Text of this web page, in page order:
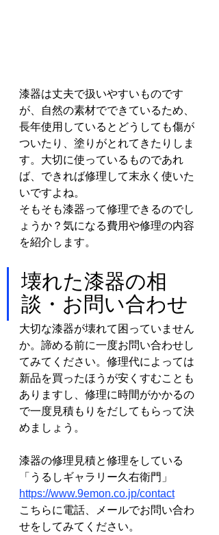
漆器は丈夫で扱いやすいものです
が、自然の素材でできているため、
長年使用しているとどうしても傷が
ついたり、塗りがとれてきたりしま
す。大切に使っているものであれ
ば、できれば修理して末永く使いた
いですよね。
そもそも漆器って修理できるのでし
ょうか？気になる費用や修理の内容
を紹介します。
壊れた漆器の相
談・お問い合わせ
大切な漆器が壊れて困っていません
か。諦める前に一度お問い合わせし
てみてください。修理代によっては
新品を買ったほうが安くすむことも
ありますし、修理に時間がかかるの
で一度見積もりをだしてもらって決
めましょう。
漆器の修理見積と修理をしている
「うるしギャラリー久右衛門」
https://www.9emon.co.jp/contact
こちらに電話、メールでお問い合わ
せをしてみてください。